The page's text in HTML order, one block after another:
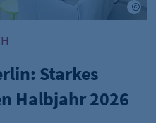
Starkes
Halbjahr 2026